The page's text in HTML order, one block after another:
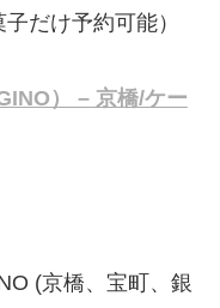
だけ予約可能）
） – 京橋/ケー
(京橋、宝町、銀